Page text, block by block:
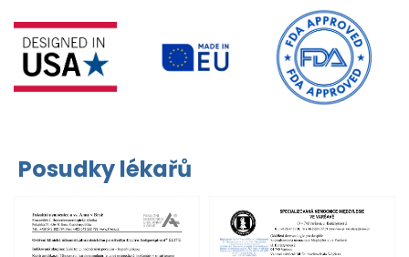
Posudky lékařů